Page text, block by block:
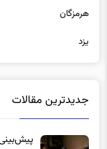
یزد
می‌رسد